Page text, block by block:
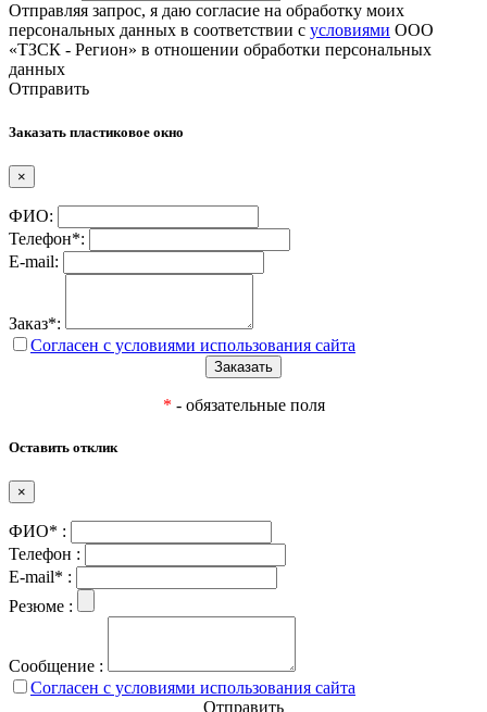
Отправляя запрос, я даю согласие на обработку моих
персональных данных в соответствии с условиями ООО
«ТЗСК - Регион» в отношении обработки персональных
данных
Отправить
Заказать пластиковое окно
×
ФИО:
Телефон*:
E-mail:
Заказ*:
Согласен с условиями использования сайта
* - обязательные поля
Оставить отклик
×
ФИО* :
Телефон :
E-mail* :
Резюме :
Сообщение :
Согласен с условиями использования сайта
Отправить